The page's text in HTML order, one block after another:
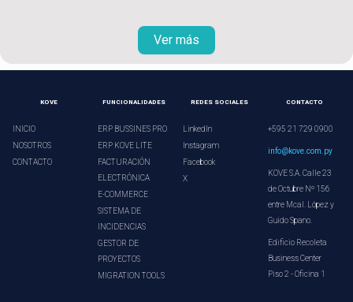
Ver más
KOVE
INICIO
NOSOTROS
CONTACTO
FUNCIONALIDADES
ERP BUSSINES PRO
ERP KOVE LITE
FACTURACIÓN
ELECTRÓNICA
E-COMMERCE
SISTEMA DE
INCIDENCIAS
GESTOR DE
PROYECTOS
MIGRATION TOOLS
REDES SOCIALES
LinkedIn
Instagram
Facebook
X
CONTACTO
+595 21 729 0900
info@kove.com.py
KOVE S.A. Calle 23
de Octubre Nº 156
entre Mcal. López y
Guido Spano.
Edificio Recoleta
Business Center
Piso 2 - Oficina 1